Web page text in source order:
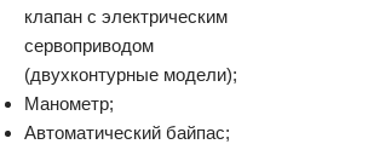
клапан с электрическим
сервоприводом
(двухконтурные модели);
Манометр;
Автоматический байпас;